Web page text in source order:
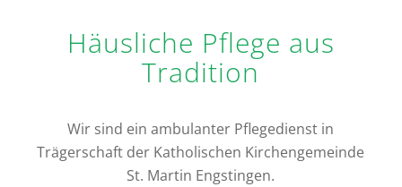
ESSEN AUF RÄDERN
Rabatte auf die
Fahrtkosten!
Häusliche Pflege aus
Tradition
Wir sind ein ambulanter Pflegedienst in
Trägerschaft der Katholischen Kirchengemeinde
St. Martin Engstingen.